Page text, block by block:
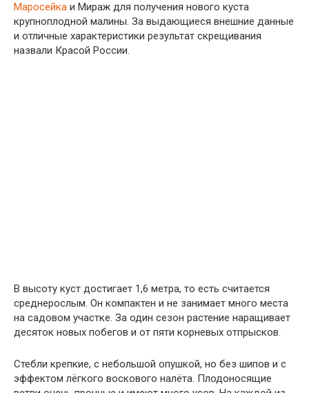
Маросейка и Мираж для получения нового куста
крупноплодной малины. За выдающиеся внешние данные
и отличные характеристики результат скрещивания
назвали Красой России.
В высоту куст достигает 1,6 метра, то есть считается
среднерослым. Он компактен и не занимает много места
на садовом участке. За один сезон растение наращивает
десяток новых побегов и от пяти корневых отпрысков.
Стебли крепкие, с небольшой опушкой, но без шипов и с
эффектом лёгкого воскового налёта. Плодоносящие